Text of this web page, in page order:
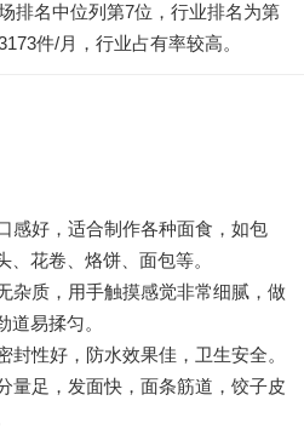
排名中位列第7位，行业排名为第
件/月，行业占有率较高。
好，适合制作各种面食，如包
花卷、烙饼、面包等。
质，用手触摸感觉非常细腻，做
易揉匀。
性好，防水效果佳，卫生安全。
足，发面快，面条筋道，饺子皮